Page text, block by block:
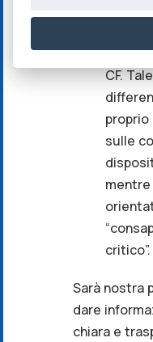
CF.
sulle
mentre
critico”.
Sarà nostra
dare
chiara e